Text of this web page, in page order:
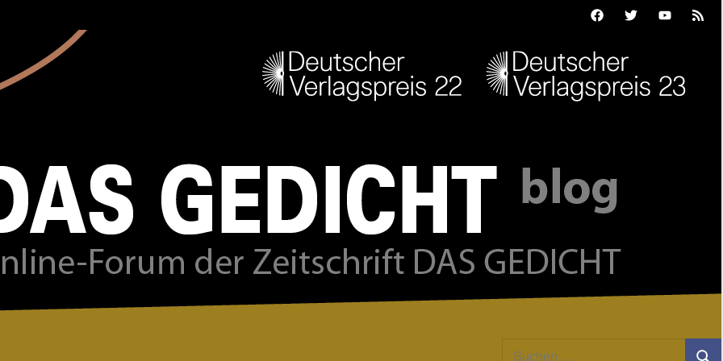
FacebookTwitterYoutubeFeed
Suchen